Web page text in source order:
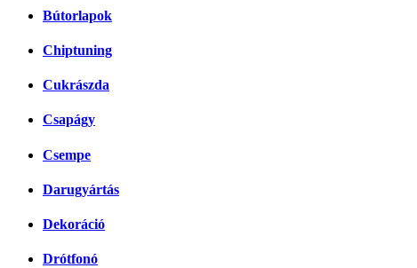
Bútorlapok
Chiptuning
Cukrászda
Csapágy
Csempe
Darugyártás
Dekoráció
Drótfonó